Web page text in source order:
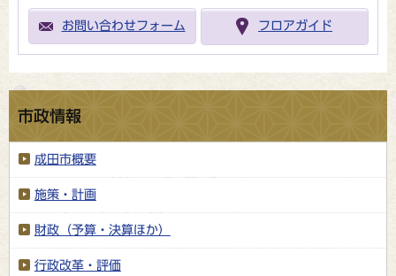
お問い合わせフォーム フロアガイド
市政情報
成田市概要
施策・計画
財政（予算・決算ほか）
行政改革・評価